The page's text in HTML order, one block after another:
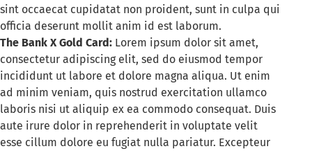
sint occaecat cupidatat non proident, sunt in culpa qui
officia deserunt mollit anim id est laborum.
The Bank X Gold Card: Lorem ipsum dolor sit amet,
consectetur adipiscing elit, sed do eiusmod tempor
incididunt ut labore et dolore magna aliqua. Ut enim
ad minim veniam, quis nostrud exercitation ullamco
laboris nisi ut aliquip ex ea commodo consequat. Duis
aute irure dolor in reprehenderit in voluptate velit
esse cillum dolore eu fugiat nulla pariatur. Excepteur